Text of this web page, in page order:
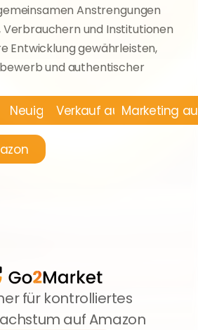
Anstrengungen
und Institutionen
Entwicklung gewährleisten,
und authentischer
NeuigkeitenVerkauf auf Amazon
Marketing
für kontrolliertes
auf Amazon